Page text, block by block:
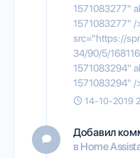
1571083277"
1571083277" /
src="https://
34/90/5/
1571083294"
1571083294" /
14-10-2019
Добавил
в Home